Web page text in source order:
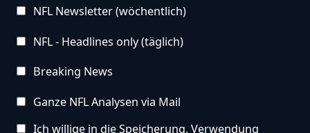
NFL Newsletter (wöchentlich)
NFL - Headlines only (täglich)
Breaking News
Ganze NFL Analysen via Mail
Ich willige in die Speicherung, Verwendung